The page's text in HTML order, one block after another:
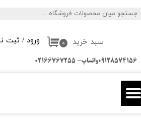
ورود / ثبت
تغییر گذر واژه
سفارشات
خروج از حساب کاربری
۰ سبد خرید